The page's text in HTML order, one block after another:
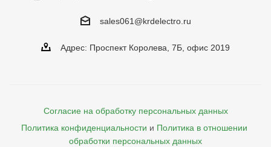
sales061@krdelectro.ru
Адрес: Проспект Королева, 7Б, офис 2019
Согласие на обработку персональных данных
Политика конфиденциальности и Политика в отношении
обработки персональных данных